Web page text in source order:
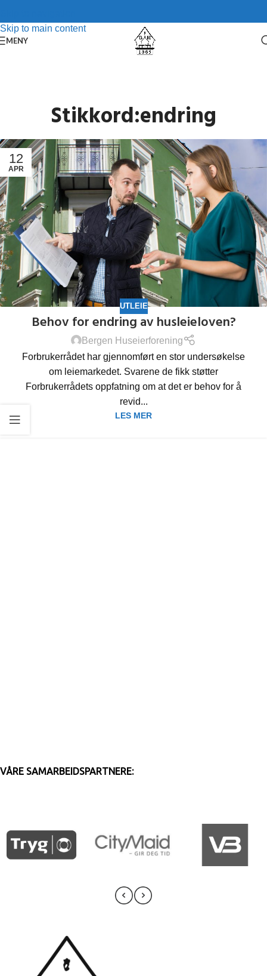
Skip to main content
MENY
Stikkord:endring
12
APR
UTLEIE
Behov for endring av husleieloven?
Bergen Huseierforening
Forbrukerrådet har gjennomført en stor undersøkelse
om leiemarkedet. Svarene de fikk støtter
Forbrukerrådets oppfatning om at det er behov for å
revid...
LES MER
VÅRE SAMARBEIDSPARTNERE: